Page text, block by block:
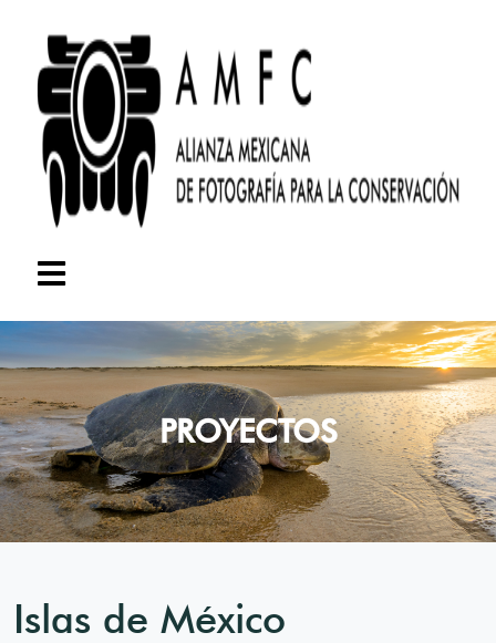
PROYECTOS
Islas de México